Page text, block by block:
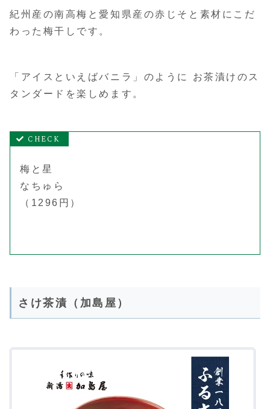
紀州産の南高梅と愛知県産の赤じそと素材にこだ
わった梅干しです。
「アイスといえばバニラ」のように お茶漬けのス
タンダードを楽しめます。
梅と星
なちゅら
（1296円）
さけ茶漬（加島屋）